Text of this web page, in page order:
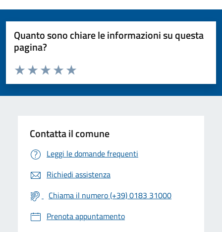
Quanto sono chiare le informazioni su questa
pagina?
Valuta da 1 a 5 stelle la pagina
Valuta 5 stelle su 5
Valuta 4 stelle su 5
Valuta 3 stelle su 5
Valuta 2 stelle su 5
Valuta 1 stelle su 5
Contatta il comune
Leggi le domande frequenti
Richiedi assistenza
Chiama il numero (+39) 0183 31000
Prenota appuntamento